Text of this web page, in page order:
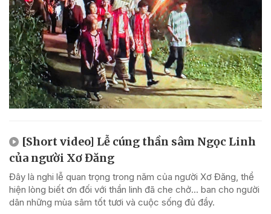
[Short video] Lễ cúng thần sâm Ngọc Linh
của người Xơ Đăng
Đây là nghi lễ quan trọng trong năm của người Xơ Đăng, thể
hiện lòng biết ơn đối với thần linh đã che chở... ban cho người
dân những mùa sâm tốt tươi và cuộc sống đủ đầy.